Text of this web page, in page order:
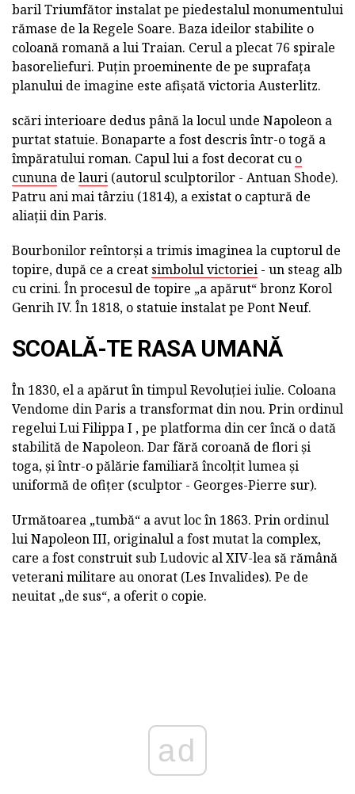
baril Triumfător instalat pe piedestalul monumentului
rămase de la Regele Soare. Baza ideilor stabilite o
coloană romană a lui Traian. Cerul a plecat 76 spirale
basoreliefuri. Puțin proeminente de pe suprafața
planului de imagine este afișată victoria Austerlitz.
scări interioare dedus până la locul unde Napoleon a
purtat statuie. Bonaparte a fost descris într-o togă a
împăratului roman. Capul lui a fost decorat cu o
cununa de lauri (autorul sculptorilor - Antuan Shode).
Patru ani mai târziu (1814), a existat o captură de
aliații din Paris.
Bourbonilor reîntorși a trimis imaginea la cuptorul de
topire, după ce a creat simbolul victoriei - un steag alb
cu crini. În procesul de topire „a apărut“ bronz Korol
Genrih IV. În 1818, o statuie instalat pe Pont Neuf.
SCOALĂ-TE RASA UMANĂ
În 1830, el a apărut în timpul Revoluției iulie. Coloana
Vendome din Paris a transformat din nou. Prin ordinul
regelui Lui Filippa I , pe platforma din cer încă o dată
stabilită de Napoleon. Dar fără coroană de flori și
toga, și într-o pălărie familiară încolțit lumea și
uniformă de ofițer (sculptor - Georges-Pierre sur).
Următoarea „tumbă“ a avut loc în 1863. Prin ordinul
lui Napoleon III, originalul a fost mutat la complex,
care a fost construit sub Ludovic al XIV-lea să rămână
veterani militare au onorat (Les Invalides). Pe de
neuitat „de sus“, a oferit o copie.
ad